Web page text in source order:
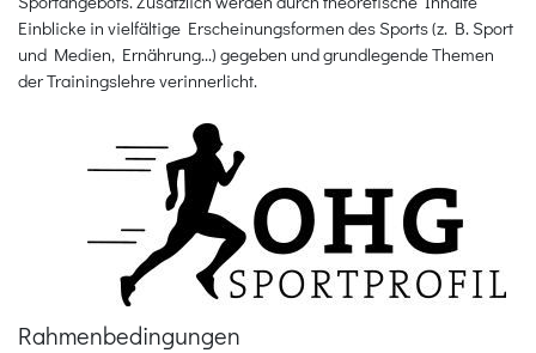
Einblicke in vielfältige Erscheinungsformen des Sports (z. B. Sport
und Medien, Ernährung...) gegeben und grundlegende Themen
der Trainingslehre verinnerlicht.
Rahmenbedingungen